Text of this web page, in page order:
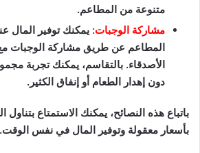
متنوعة من المطاعم.
مشاركة الوجبات: يمكنك توفير المال
المطاعم عن طريق مشاركة الوجبات مع
الأصدقاء. بالتقاسم، يمكنك تجربة
دون إهدار الطعام أو إنفاق الكثير.
باتباع هذه النصائح، يمكنك الاستمتاع بتناول
بأسعار معقولة وتوفير المال في نفس الوقت.